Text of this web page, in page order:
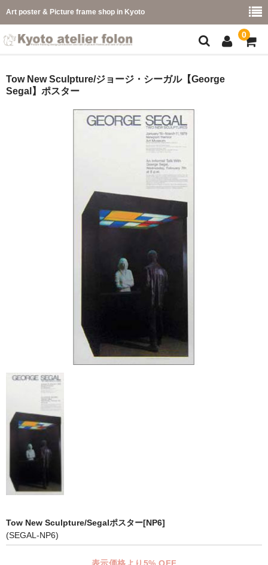
Art poster & Picture frame shop in Kyoto
0
フレーム一覧
こどもさくひんフレーム
マット付額縁フレーム-おしゃれな空間に-
マット・インナー
吊りフック
吊り金具＆ヒモセット
簡単スタンド
額装テープ
LP・CDフレーム
高級LPフレーム
シンプルLPフレームセット
Tow New Sculpture/ジョージ・シーガル【George
Segal】ポスター
Tow New Sculpture/Segalポスター[NP6]
(SEGAL-NP6)